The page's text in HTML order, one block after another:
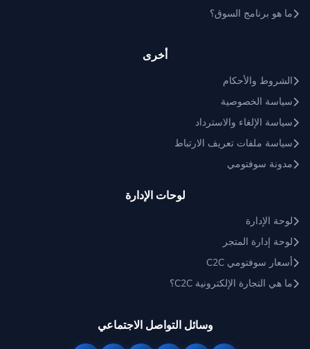
ما هو برنامج السوق؟
أخرى
الشروط والأحكام
سياسة الخصوصية
سياسة الإلغاء والاسترداد
سياسة ملفات تعريف الارتباط
مدونة سوفتومي
لوحات الإدارة
لوحة الإدارة
لوحة إدارة المتجر
أسعار سوفتومي C2C
ما هي التجارة الإلكترونية C2C؟
وسائل التواصل الاجتماعي